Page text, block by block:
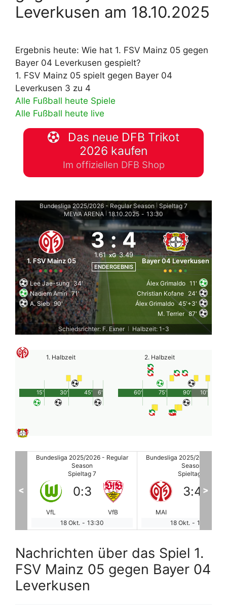
Leverkusen am 18.10.2025
Ergebnis heute: Wie hat 1. FSV Mainz 05 gegen
Bayer 04 Leverkusen gespielt?
1. FSV Mainz 05 spielt gegen Bayer 04
Leverkusen 3 zu 4
Alle Fußball heute Spiele
Alle Fußball heute live
Das neue DFB Trikot
2026 kaufen
Im offiziellen DFB Shop
Bundesliga 2025/2026 - Regular Season Spieltag 7
MEWA ARENA 18.10.2025 - 13:30
1. FSV Mainz 05
3 : 4
1.61 xG 3.49
ENDERGEBNIS
Bayer 04 Leverkusen
Lee Jae-sung 34'
Nadiem Amiri 71'
A. Sieb 90'
Álex Grimaldo 11'
Christian Kofane 24'
Álex Grimaldo 45'+3'
M. Terrier 87'
Schiedsrichter: F. Exner
Halbzeit: 1-3
1. Halbzeit
45'
15' 30' 6'
2. Halbzeit
90'
60' 75' 10'
Bundesliga 2025/2026 - Regular
Season
Spieltag 7
MAI
3:4
BAY
18 Okt. - 13:30
Bundesliga 2025/2026 -
Season
Spieltag 7
RBL
2:1
18 Okt. - 13:30
< >
Nachrichten über das Spiel 1.
FSV Mainz 05 gegen Bayer 04
Leverkusen